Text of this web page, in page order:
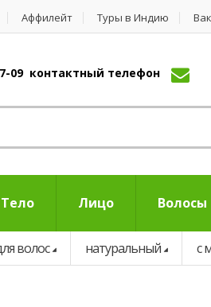
Аффилейт Туры в Индию
09 контактный телефон
Тело Лицо Волосы
волос натуральный с